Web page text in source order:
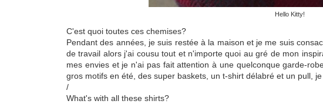
Hello Kitty!
C'est quoi toutes ces chemises?
Pendant des années, je suis restée à la maison et je me suis
de travail alors j'ai cousu tout et n'importe quoi au gré de mon
mes envies et je n'ai pas fait attention à une quelconque garde-
gros motifs en été, des super baskets, un t-shirt délabré et un pull,
/
What's with all these shirts?